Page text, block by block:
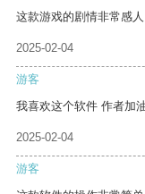
这款游戏的剧情非常感
2025-02-04
游客
我喜欢这个软件 作者加
2025-02-04
游客